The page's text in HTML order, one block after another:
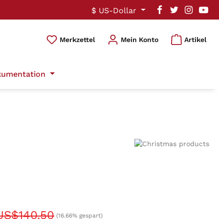
$ US-Dollar
MerkzettelDu hast 0 Produkte auf dem
Mein Konto Artikel
(16.66% gespart)